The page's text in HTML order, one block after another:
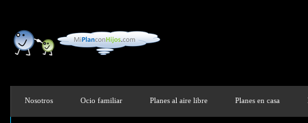
Nosotros Ocio familiar Planes al aire libre Planes en casa